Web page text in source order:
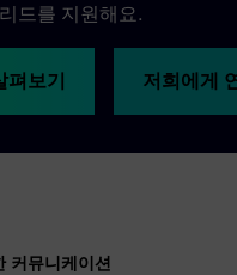
드를 지원해요.
펴보기 저희에게
커뮤니케이션